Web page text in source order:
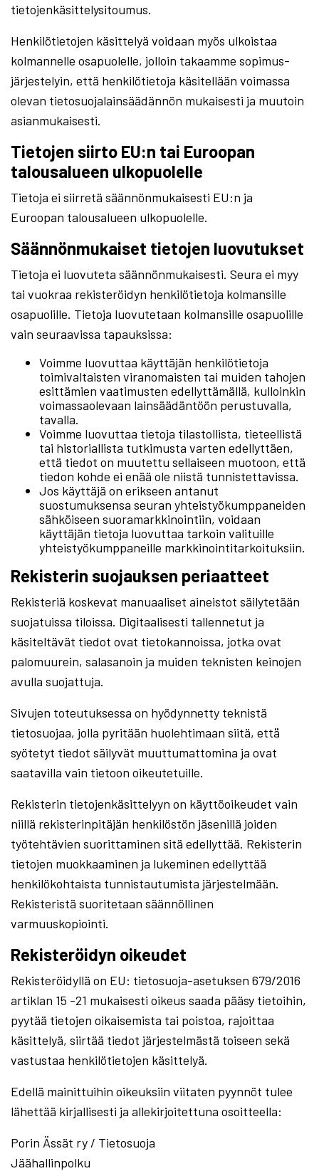
tietojenkäsittelysitoumus.
Henkilötietojen käsittelyä voidaan myös ulkoistaa
kolmannelle osapuolelle, jolloin takaamme sopimus-
järjestelyin, että henkilötietoja käsitellään voimassa
olevan tietosuojalainsäädännön mukaisesti ja muutoin
asianmukaisesti.
Tietojen siirto EU:n tai Euroopan
talousalueen ulkopuolelle
Tietoja ei siirretä säännönmukaisesti EU:n ja
Euroopan talousalueen ulkopuolelle.
Säännönmukaiset tietojen luovutukset
Tietoja ei luovuteta säännönmukaisesti. Seura ei myy
tai vuokraa rekisteröidyn henkilötietoja kolmansille
osapuolille. Tietoja luovutetaan kolmansille osapuolille
vain seuraavissa tapauksissa:
Voimme luovuttaa käyttäjän henkilötietoja
toimivaltaisten viranomaisten tai muiden tahojen
esittämien vaatimusten edellyttämällä, kulloinkin
voimassaolevaan lainsäädäntöön perustuvalla,
tavalla.
Voimme luovuttaa tietoja tilastollista, tieteellistä
tai historiallista tutkimusta varten edellyttäen,
että tiedot on muutettu sellaiseen muotoon, että
tiedon kohde ei enää ole niistä tunnistettavissa.
Jos käyttäjä on erikseen antanut
suostumuksensa seuran yhteistyökumppaneiden
sähköiseen suoramarkkinointiin, voidaan
käyttäjän tietoja luovuttaa tarkoin valituille
yhteistyökumppaneille markkinointitarkoituksiin.
Rekisterin suojauksen periaatteet
Rekisteriä koskevat manuaaliset aineistot säilytetään
suojatuissa tiloissa. Digitaalisesti tallennetut ja
käsiteltävät tiedot ovat tietokannoissa, jotka ovat
palomuurein, salasanoin ja muiden teknisten keinojen
avulla suojattuja.
Sivujen toteutuksessa on hyödynnetty teknistä
tietosuojaa, jolla pyritään huolehtimaan siitä, että̈
syötetyt tiedot säilyvät muuttumattomina ja ovat
saatavilla vain tietoon oikeutetuille.
Rekisterin tietojenkäsittelyyn on käyttöoikeudet vain
niillä rekisterinpitäjän henkilöstön jäsenillä joiden
työtehtävien suorittaminen sitä edellyttää. Rekisterin
tietojen muokkaaminen ja lukeminen edellyttää
henkilökohtaista tunnistautumista järjestelmään.
Rekisteristä suoritetaan säännöllinen
varmuuskopiointi.
Rekisteröidyn oikeudet
Rekisteröidyllä on EU: tietosuoja-asetuksen 679/2016
artiklan 15 -21 mukaisesti oikeus saada pääsy tietoihin,
pyytää tietojen oikaisemista tai poistoa, rajoittaa
käsittelyä, siirtää tiedot järjestelmästä toiseen sekä
vastustaa henkilötietojen käsittelyä.
Edellä mainittuihin oikeuksiin viitaten pyynnöt tulee
lähettää kirjallisesti ja allekirjoitettuna osoitteella:
Porin Ässät ry / Tietosuoja
Jäähallinpolku